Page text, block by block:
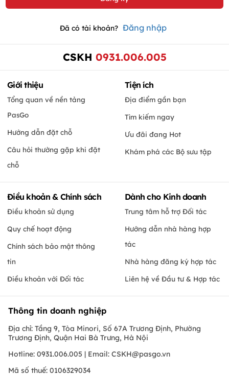
Đã có tài khoản? Đăng nhập
CSKH 0931.006.005
Giới thiệu
Tổng quan về nền tảng
PasGo
Hướng dẫn đặt chỗ
Câu hỏi thường gặp khi đặt
chỗ
Tiện ích
Địa điểm gần bạn
Tìm kiếm ngay
Ưu đãi đang Hot
Khám phá các Bộ sưu tập
Điều khoản & Chính sách
Điều khoản sử dụng
Quy chế hoạt động
Chính sách bảo mật thông
tin
Điều khoản với Đối tác
Dành cho Kinh doanh
Trung tâm hỗ trợ Đối tác
Hướng dẫn nhà hàng hợp
tác
Nhà hàng đăng ký hợp tác
Liên hệ về Đầu tư & Hợp tác
Thông tin doanh nghiệp
Địa chỉ: Tầng 9, Tòa Minori, Số 67A Trương Định, Phường
Trương Định, Quận Hai Bà Trưng, Hà Nội
Hotline: 0931.006.005 | Email: CSKH@pasgo.vn
Mã số thuế: 0106329034